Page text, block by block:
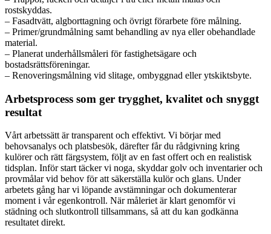
rostskyddas.
– Fasadtvätt, algborttagning och övrigt förarbete före målning.
– Primer/grundmålning samt behandling av nya eller obehandlade
material.
– Planerat underhållsmåleri för fastighetsägare och
bostadsrättsföreningar.
– Renoveringsmålning vid slitage, ombyggnad eller ytskiktsbyte.
Arbetsprocess som ger trygghet, kvalitet och snyggt
resultat
Vårt arbetssätt är transparent och effektivt. Vi börjar med
behovsanalys och platsbesök, därefter får du rådgivning kring
kulörer och rätt färgsystem, följt av en fast offert och en realistisk
tidsplan. Inför start täcker vi noga, skyddar golv och inventarier och
provmålar vid behov för att säkerställa kulör och glans. Under
arbetets gång har vi löpande avstämningar och dokumenterar
moment i vår egenkontroll. När måleriet är klart genomför vi
städning och slutkontroll tillsammans, så att du kan godkänna
resultatet direkt.